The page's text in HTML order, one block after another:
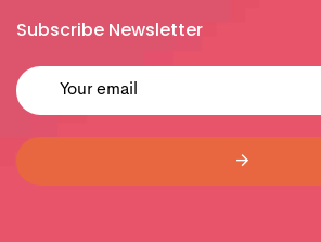
Subscribe Newsletter